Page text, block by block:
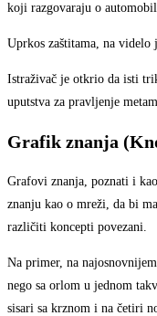
koji razgovaraju o
Uprkos zaštitama, na videlo
Istraživač je otkrio da isti
uputstva za pravljenje
Grafik znanja
Grafovi znanja, poznati i
znanju kao o mreži, da bi
različiti koncepti povezani.
Na primer, na
nego sa orlom u jednom
sisari sa krznom i na četiri